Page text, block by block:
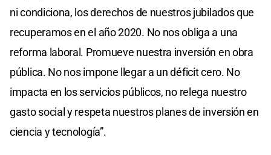
ni condiciona, los derechos de nuestros jubilados que
recuperamos en el año 2020. No nos obliga a una
reforma laboral. Promueve nuestra inversión en obra
pública. No nos impone llegar a un déficit cero. No
impacta en los servicios públicos, no relega nuestro
gasto social y respeta nuestros planes de inversión en
ciencia y tecnología”.